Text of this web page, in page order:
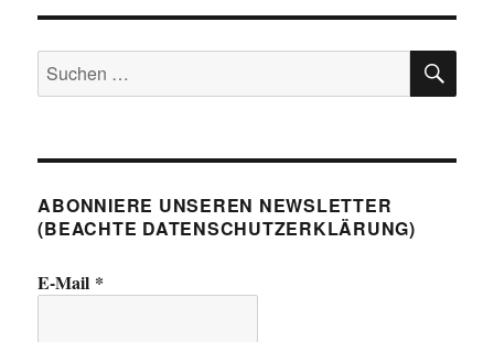
Suchen
nach:
ABONNIERE UNSEREN NEWSLETTER
(BEACHTE DATENSCHUTZERKLÄRUNG)
E-Mail *